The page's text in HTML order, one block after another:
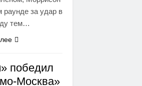
раунде за удар в
тем…
победил
Москва»